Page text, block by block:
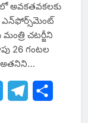
అవకతవకలకు
ఎన్‌ఫోర్స్‌మెంట్
మంత్రి చటర్జీని
26 గంటల
Twitter Telegram